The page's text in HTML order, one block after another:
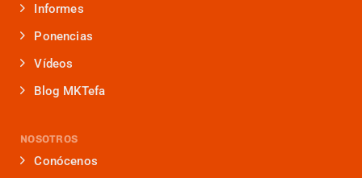
Informes
Ponencias
Vídeos
Blog MKTefa
NOSOTROS
Conócenos